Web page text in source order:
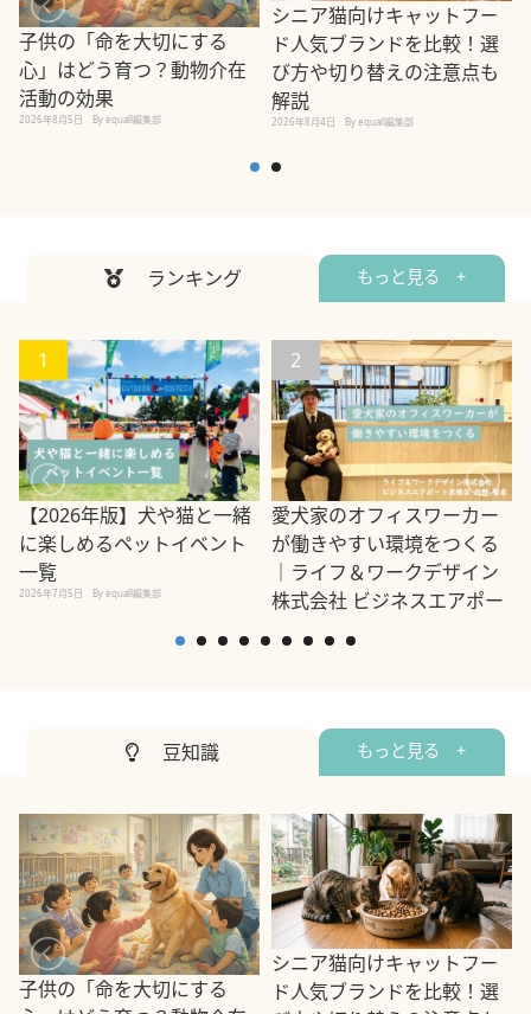
子供の「命を大切にする
心」はどう育つ？動物介在
活動の効果
2026年8月5日 By equall編集部
シニア猫向けキャットフー
ド人気ブランドを比較！選
び方や切り替えの注意点も
解説
2026年8月4日 By equall編集部
ランキング もっと見る +
1
【2026年版】犬や猫と一緒
に楽しめるペットイベント
一覧
2026年7月5日 By equall編集部
2
愛犬家のオフィスワーカー
が働きやすい環境をつくる
｜ライフ＆ワークデザイン
株式会社 ビジネスエアポー
2022年12月9日 By equall編集部
豆知識 もっと見る +
子供の「命を大切にする
シニア猫向けキャットフー
ド人気ブランドを比較！選